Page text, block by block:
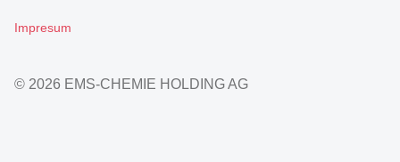
Impresum
© 2026 EMS-CHEMIE HOLDING AG